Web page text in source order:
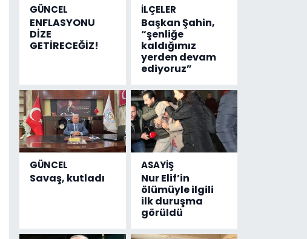
GÜNCEL
ENFLASYONU
DİZE
GETİRECEĞİZ!
İLÇELER
Başkan Şahin,
“şenliğe
kaldığımız
yerden devam
ediyoruz”
GÜNCEL
Savaş, kutladı
ASAYİŞ
Nur Elif’in
ölümüyle ilgili
ilk duruşma
görüldü